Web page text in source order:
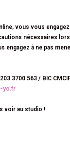
vous vous
nécessaires
à ne pas
3700 563 / BIC
yo.fr
voir au studio !